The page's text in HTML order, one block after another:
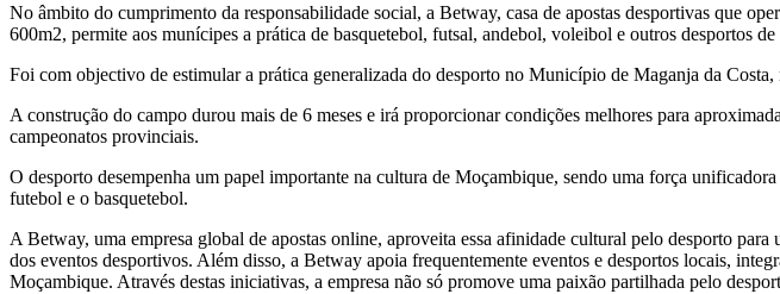
No âmbito do cumprimento da responsabilidade social, a Betway, casa de apostas desportivas que
600m2, permite aos munícipes a prática de basquetebol, futsal, andebol, voleibol e outros desportos
Foi com objectivo de estimular a prática generalizada do desporto no Município de Maganja da
A construção do campo durou mais de 6 meses e irá proporcionar condições melhores para
campeonatos provinciais.
O desporto desempenha um papel importante na cultura de Moçambique, sendo uma força
futebol e o basquetebol.
A Betway, uma empresa global de apostas online, aproveita essa afinidade cultural pelo desporto
dos eventos desportivos. Além disso, a Betway apoia frequentemente eventos e desportos locais,
Moçambique. Através destas iniciativas, a empresa não só promove uma paixão partilhada pelo